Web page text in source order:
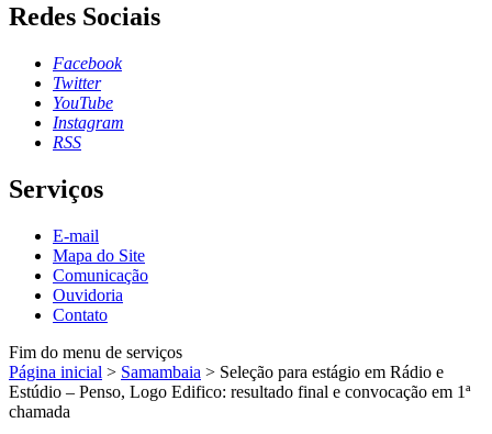
Redes Sociais
Facebook
Twitter
YouTube
Instagram
RSS
Serviços
E-mail
Mapa do Site
Comunicação
Ouvidoria
Contato
Fim do menu de serviços
Página inicial > Samambaia > Seleção para estágio em Rádio e
Estúdio – Penso, Logo Edifico: resultado final e convocação em 1ª
chamada